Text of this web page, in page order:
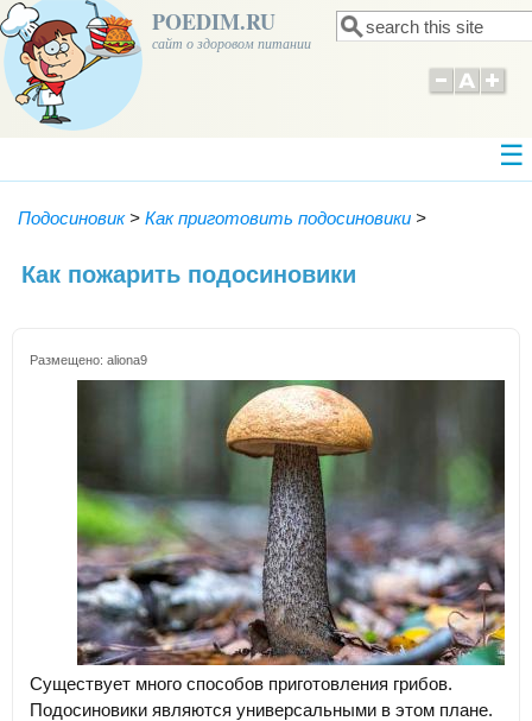
POEDIM.RU
сайт о здоровом питании Форма поиска
Поиск
Подосиновик> Как приготовить подосиновики >
Как пожарить подосиновики
Размещено: aliona9
Существует много способов приготовления грибов.
Подосиновики являются универсальными в этом плане.